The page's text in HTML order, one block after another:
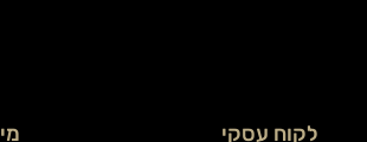
לקוח עסקי